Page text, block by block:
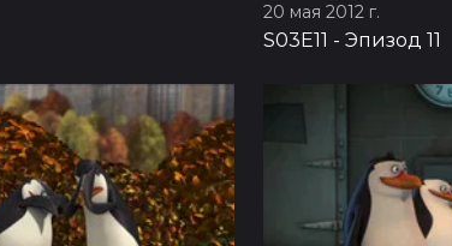
20 мая 2012 г.
S03E11 - Эпизод 11